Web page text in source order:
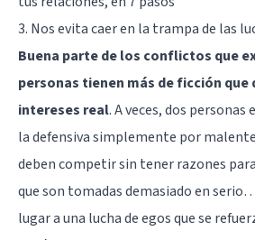
3. Nos evita caer en la trampa de las
Buena parte de los conflictos que
personas tienen más de ficción que
intereses real. A veces, dos
la defensiva simplemente por
deben competir sin tener razones
que son tomadas demasiado en
lugar a una lucha de egos que se